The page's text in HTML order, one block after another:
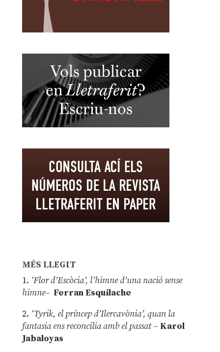
MÉS LLEGIT
1. ‘Flor d’Escòcia’, l’himne d’una nació sense
himne– Ferran Esquilache
2. ‘Tyrik, el príncep d’Ilercavònia’, quan la
fantasia ens reconcilia amb el passat– Karol
Jabaloyas